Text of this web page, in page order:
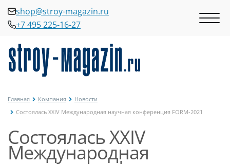
shop@stroy-magazin.ru
+7 495 225-16-27
Главная Компания
Новости
Состоялась XXIV Международная научная конференция FORM-2021
Состоялась XXIV
Международная